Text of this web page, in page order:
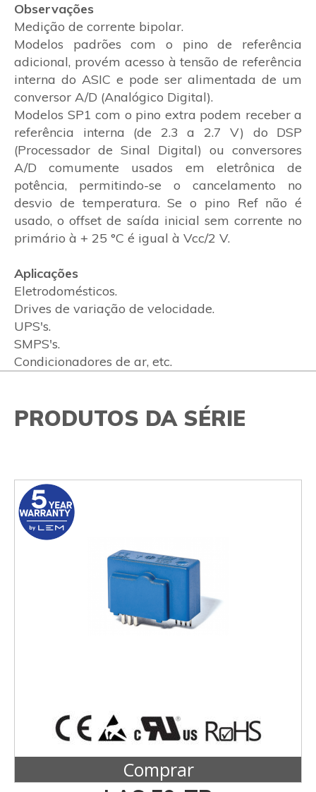
Observações
Medição de corrente bipolar.
Modelos padrões com o pino de referência
adicional, provém acesso à tensão de referência
interna do ASIC e pode ser alimentada de um
conversor A/D (Analógico Digital).
Modelos SP1 com o pino extra podem receber a
referência interna (de 2.3 a 2.7 V) do DSP
(Processador de Sinal Digital) ou conversores
A/D comumente usados em eletrônica de
potência, permitindo-se o cancelamento no
desvio de temperatura. Se o pino Ref não é
usado, o offset de saída inicial sem corrente no
primário à + 25 °C é igual à Vcc/2 V.
Aplicações
Eletrodomésticos.
Drives de variação de velocidade.
UPS's.
SMPS's.
Condicionadores de ar, etc.
PRODUTOS DA SÉRIE
Comprar